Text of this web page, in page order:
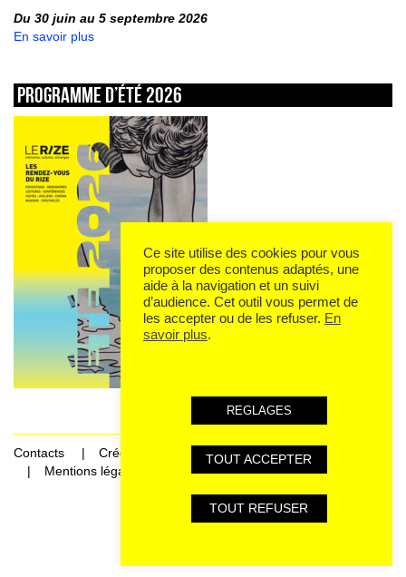
Du 30 juin au 5 septembre 2026
En savoir plus
Programme d’été 2026
Contacts
Crédits
Mentions légales et données personnelles
Ce site utilise des cookies pour vous
proposer des contenus adaptés, une
aide à la navigation et un suivi
d’audience. Cet outil vous permet de
les accepter ou de les refuser. En
savoir plus.
REGLAGES
TOUT ACCEPTER
TOUT REFUSER